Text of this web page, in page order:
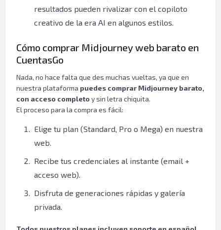
resultados pueden rivalizar con el copiloto
creativo de la era AI en algunos estilos.
Cómo comprar Midjourney web barato en
CuentasGo
Nada, no hace falta que des muchas vueltas, ya que en
nuestra plataforma puedes comprar Midjourney barato,
con acceso completoy sin letra chiquita.
El proceso para la compra es fácil:
Elige tu plan (Standard, Pro o Mega) en nuestra
web.
Recibe tus credenciales al instante (email +
acceso web).
Disfruta de generaciones rápidas y galería
privada.